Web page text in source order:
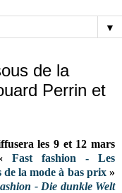
▼
de la
Perrin et
les 9 et 12 mars
Fast fashion - Les
de la mode à bas prix»
- Die dunkle Welt